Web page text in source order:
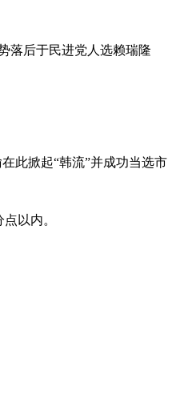
落后于民进党人选赖瑞隆
此掀起“韩流”并成功当选市
以内。